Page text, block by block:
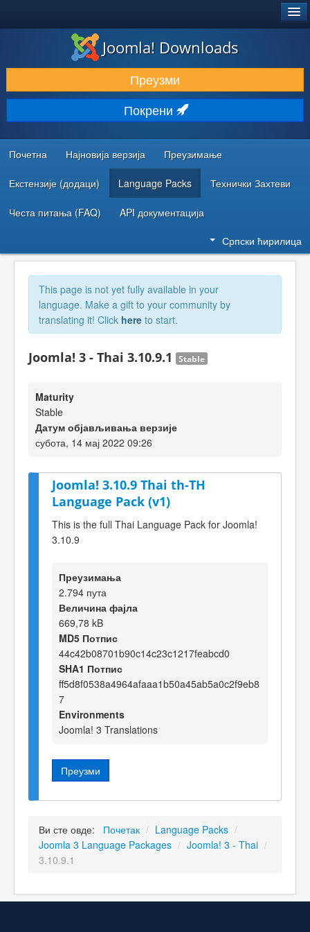
ПРЕУЗИМАЊЕ И ПРОШИРЕЊА (ЕКСТЕНЗИЈЕ)
ОТКРИЈТЕ И НАУЧИТЕ
ЗАЈЕДНИЦА И ПОДРШКА
РЕСУРСИ ЗА РАЗВОЈ
Joomla! Downloads
Преузми
Покрени
Почетна Најновија верзија Преузимање
Екстензије (додаци) Language Packs Технички Захтеви
Честа питања (FAQ) API документација
Српски ћирилица
This page is not yet fully available in your
language. Make a gift to your community by
translating it! Click here to start.
Joomla! 3 - Thai 3.10.9.1 Stable
Maturity
Stable
Датум објављивања верзије
субота, 14 мај 2022 09:26
Joomla! 3.10.9 Thai th-TH
Language Pack (v1)
This is the full Thai Language Pack for Joomla!
3.10.9
Преузимања
2.794 пута
Величина фајла
669,78 kB
MD5 Потпис
44c42b08701b90c14c23c1217feabcd0
SHA1 Потпис
ff5d8f0538a4964afaaa1b50a45ab5a0c2f9eb8
7
Environments
Joomla! 3 Translations
Преузми
Ви сте овде: Почетак / Language Packs /
Joomla 3 Language Packages / Joomla! 3 - Thai /
3.10.9.1